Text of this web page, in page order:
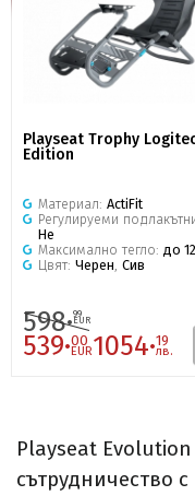
Playseat Trophy
Edition
Материал: ActiFit
Регулируеми
Не
Максимално тегло: до
Цвят: Черен, Сив
598·99
EUR
539·00
EUR1054·19
лв.
Playseat
сътрудничество